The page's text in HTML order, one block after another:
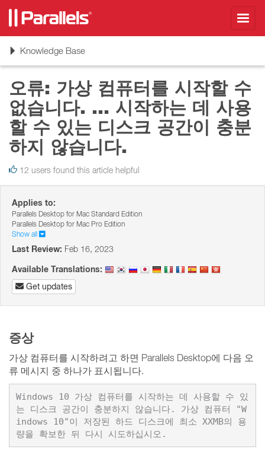
ToggleKnowledge Base
오류: 가상 컴퓨터를 시작할 수
없습니다. ... 시작하는 데 사용
할 수 있는 디스크 공간이 충분
하지 않습니다.
12 users found this article helpful
Applies to:
Parallels Desktop for Mac Standard Edition
Parallels Desktop for Mac Pro Edition
Show all
Last Review: Feb 16, 2023
Available Translations:
Get updates
증상
가상 컴퓨터를 시작하려고 하면 Parallels Desktop에 다음 오
류 메시지 중 하나가 표시됩니다.
Windows 10 가상 컴퓨터를 시작하는 데 사용할 수 있
는 디스크 공간이 충분하지 않습니다. 가상 컴퓨터 "W
indows 10"이 저장된 하드 디스크에 최소 XXMB의 용
량을 확보한 뒤 다시 시도하십시오.